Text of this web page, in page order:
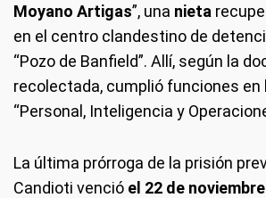
Moyano Artigas”, una nieta
en el centro clandestino de
“Pozo de Banfield”. Allí, según la
recolectada, cumplió funciones en
“Personal, Inteligencia y
La última prórroga de la prisión
Candioti venció el 22 de noviembre